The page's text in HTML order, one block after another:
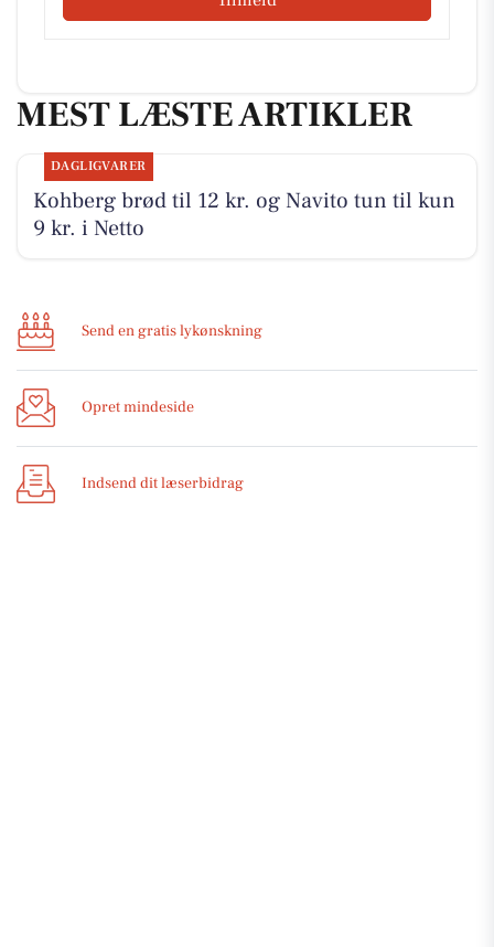
MEST LÆSTE ARTIKLER
DAGLIGVARER
Kohberg brød til 12 kr. og Navito tun til kun
9 kr. i Netto
Send en gratis lykønskning
Opret mindeside
Indsend dit læserbidrag